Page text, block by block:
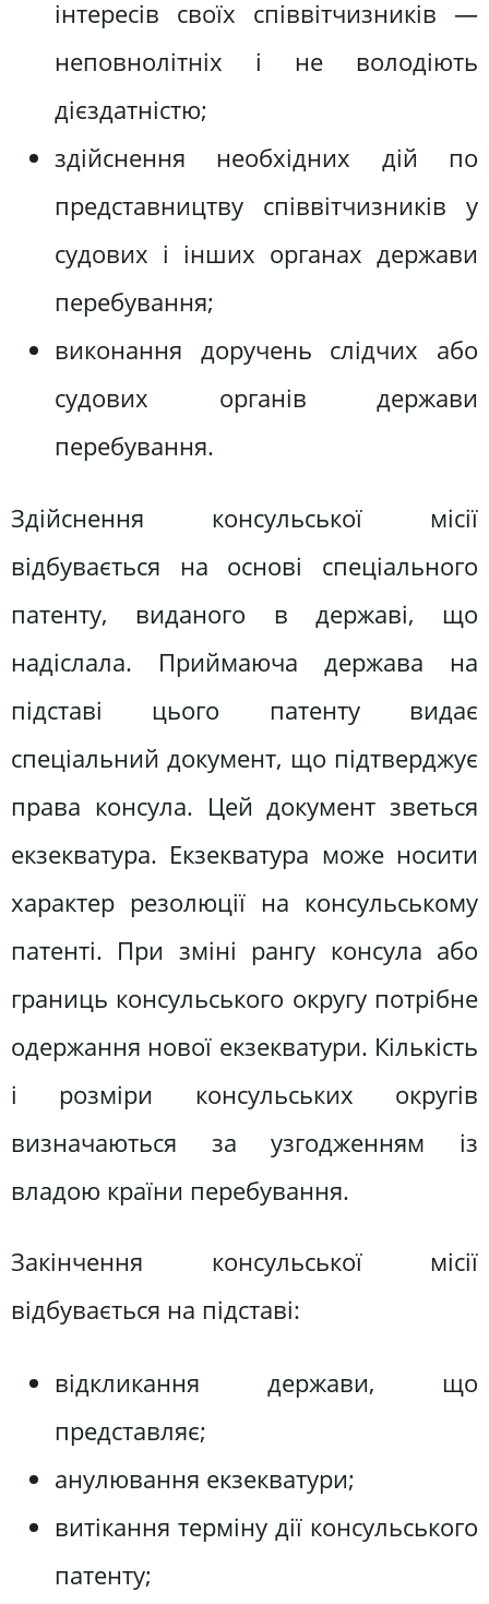
інтересів своїх співвітчизників —
неповнолітніх і не володіють
дієздатністю;
здійснення необхідних дій по
представництву співвітчизників у
судових і інших органах держави
перебування;
виконання доручень слідчих або
судових органів держави
перебування.
Здійснення консульської місії
відбувається на основі спеціального
патенту, виданого в державі, що
надіслала. Приймаюча держава на
підставі цього патенту видає
спеціальний документ, що підтверджує
права консула. Цей документ зветься
екзекватура. Екзекватура може носити
характер резолюції на консульському
патенті. При зміні рангу консула або
границь консульського округу потрібне
одержання нової екзекватури. Кількість
і розміри консульських округів
визначаються за узгодженням із
владою країни перебування.
Закінчення консульської місії
відбувається на підставі:
відкликання держави, що
представляє;
анулювання екзекватури;
витікання терміну дії консульського
патенту;